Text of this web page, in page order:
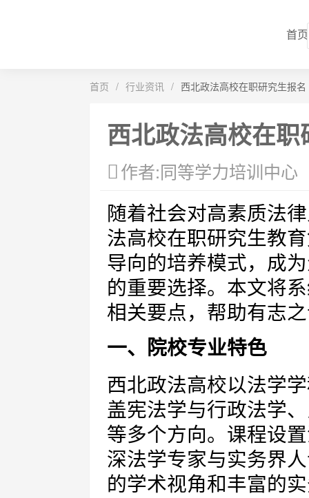
首页
首页 / 行业资讯 / 西北政法高校在职研究生报名
西北政法高校在职
作者:同等学力培训中心
随着社会对高素质法
法高校在职研究生教
导向的培养模式，成
的重要选择。本文将
相关要点，帮助有志
一、院校专业特色
西北政法高校以法学
盖宪法学与行政法学
等多个方向。课程设
深法学专家与实务界
的学术视角和丰富的